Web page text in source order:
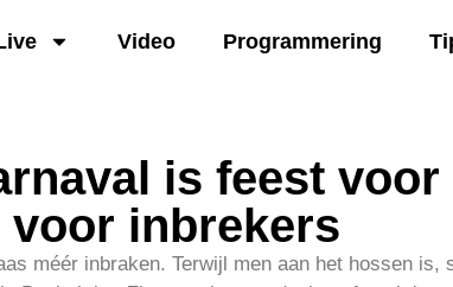
Video Programmering
is feest voor
voor inbrekers
méér inbraken. Terwijl men aan het hossen is,